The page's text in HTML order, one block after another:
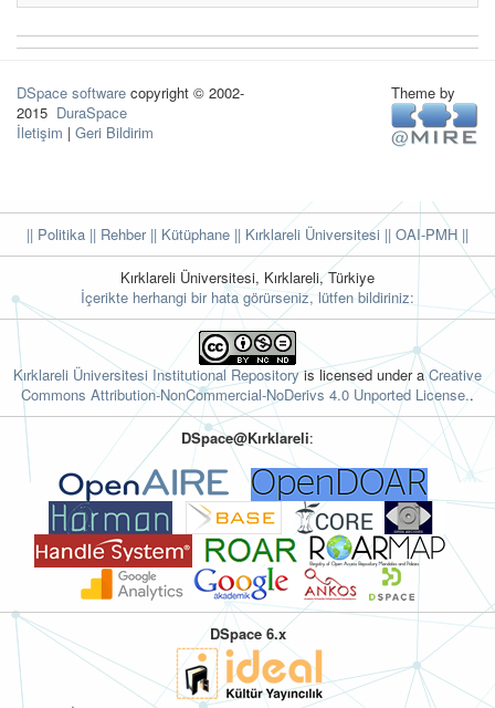
DSpace software copyright © 2002-
2015 DuraSpace
İletişim | Geri Bildirim
Theme by
|| Politika || Rehber|| Kütüphane || Kırklareli Üniversitesi || OAI-PMH ||
Kırklareli Üniversitesi, Kırklareli, Türkiye
İçerikte herhangi bir hata görürseniz, lütfen bildiriniz:
Kırklareli Üniversitesi Institutional Repositoryis licensed under aCreative
Commons Attribution-NonCommercial-NoDerivs 4.0 Unported License..
DSpace@Kırklareli:
DSpace 6.x